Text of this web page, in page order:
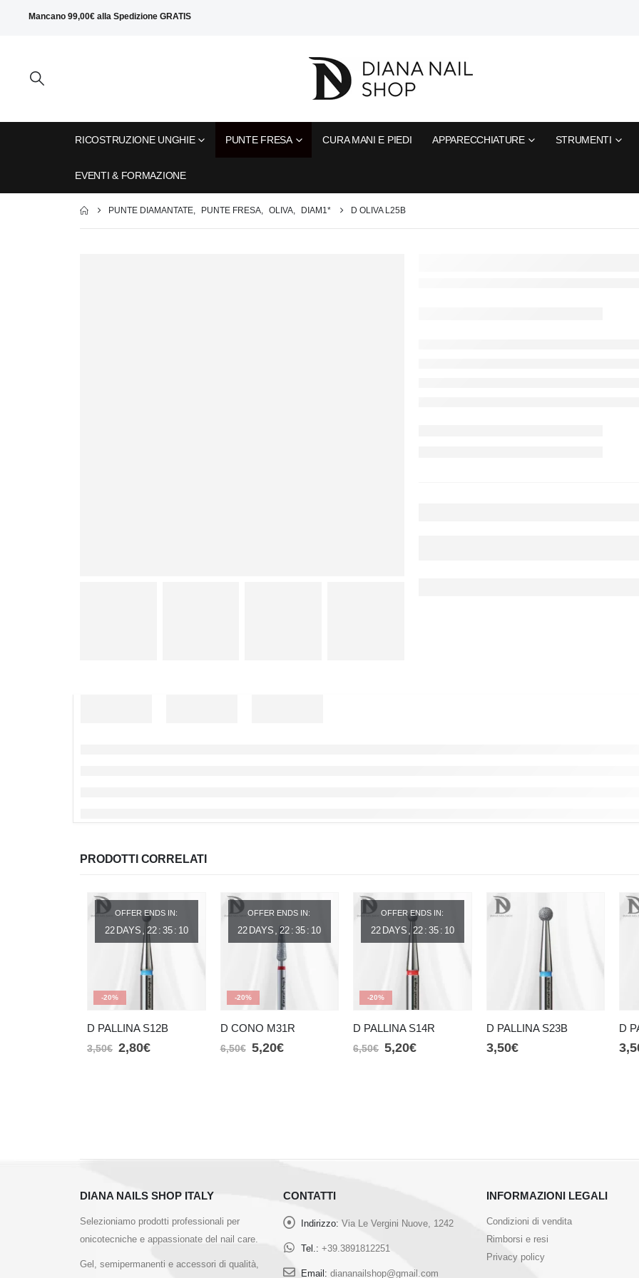
Mancano99,00€ allaSpedizione GRATIS
RICOSTRUZIONE UNGHIE PUNTE FRESA CURA MANI E PIEDI APPARECCHIATURE STRUMENTI
EVENTI & FORMAZIONE
PUNTE DIAMANTATE PUNTE FRESA OLIVA DIAM1* D OLIVA L25B
PRODOTTI CORRELATI
-20%
OFFER ENDS IN:
22 DAYS 22 : 35 : 10
D PALLINA S12B
3,50€ 2,80€
-20%
OFFER ENDS IN:
22 DAYS 22 : 35 : 10
D CONO M31R
6,50€ 5,20€
-20%
OFFER ENDS IN:
22 DAYS 22 : 35 : 10
D PALLINA S14R
6,50€ 5,20€
D PALLINA S23B
3,50€
D
DIANA NAILS SHOP ITALY
Selezioniamo prodotti professionali per
onicotecniche e appassionate del nail care.
Gel, semipermanenti e accessori di qualità,
CONTATTI
Indirizzo: Via Le Vergini Nuove, 1242
Tel.: +39.3891812251
Email: diananailshop@gmail.com
INFORMAZIONI LEGALI
Condizioni di vendita
Rimborsi e resi
Privacy policy